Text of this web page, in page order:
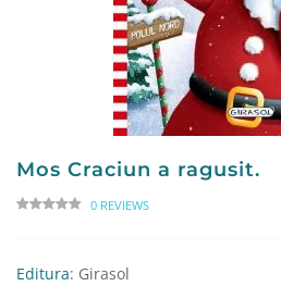
Mos Craciun a ragusit.
0 REVIEWS
Editura: Girasol